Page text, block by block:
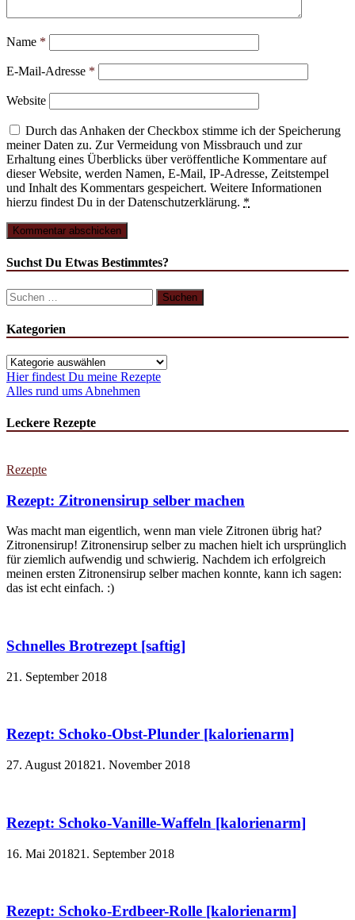
Name *
E-Mail-Adresse *
Website
Durch das Anhaken der Checkbox stimme ich der Speicherung
meiner Daten zu. Zur Vermeidung von Missbrauch und zur
Erhaltung eines Überblicks über veröffentliche Kommentare auf
dieser Website, werden Namen, E-Mail, IP-Adresse, Zeitstempel
und Inhalt des Kommentars gespeichert. Weitere Informationen
hierzu findest Du in der Datenschutzerklärung. *
Suchst Du Etwas Bestimmtes?
Suchen
nach:
Kategorien
Kategorien
Hier findest Du meine Rezepte
Alles rund ums Abnehmen
Leckere Rezepte
Rezepte
Rezept: Zitronensirup selber machen
Was macht man eigentlich, wenn man viele Zitronen übrig hat?
Zitronensirup! Zitronensirup selber zu machen hielt ich ursprünglich
für ziemlich aufwendig und schwierig. Nachdem ich erfolgreich
meinen ersten Zitronensirup selber machen konnte, kann ich sagen:
das ist echt einfach. :)
Schnelles Brotrezept [saftig]
21. September 2018
Rezept: Schoko-Obst-Plunder [kalorienarm]
27. August 201821. November 2018
Rezept: Schoko-Vanille-Waffeln [kalorienarm]
16. Mai 201821. September 2018
Rezept: Schoko-Erdbeer-Rolle [kalorienarm]